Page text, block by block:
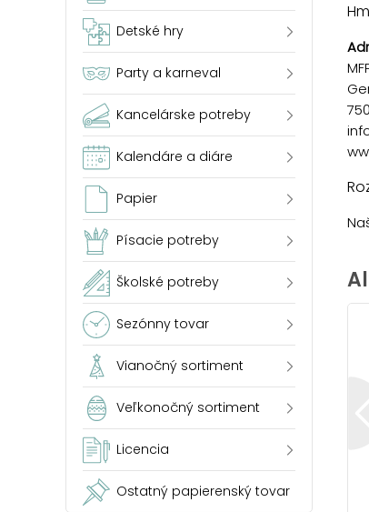
Detské hry
Party a karneval
Kancelárske potreby
Kalendáre a diáre
Papier
Písacie potreby
Školské potreby
Sezónny tovar
Vianočný sortiment
Veľkonočný sortiment
Licencia
Ostatný papierenský tovar